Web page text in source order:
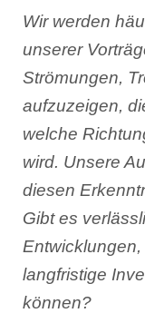
Wir werden
unserer
Strömungen,
aufzuzeigen,
welche
wird. Unsere
diesen
Gibt es
langfristige
können?